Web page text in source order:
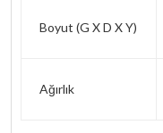
Boyut (G X D X Y)
Ağırlık